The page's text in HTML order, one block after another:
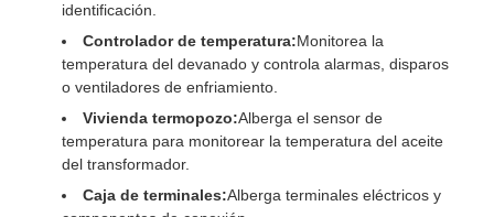
identificación.
Controlador de temperatura:Monitorea la
temperatura del devanado y controla alarmas, disparos
o ventiladores de enfriamiento.
Vivienda termopozo:Alberga el sensor de
temperatura para monitorear la temperatura del aceite
del transformador.
Caja de terminales:Alberga terminales eléctricos y